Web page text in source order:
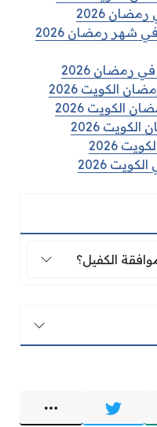
توقيت الحصص المدرسية في شهر رمضان 2026
رمضان 2026
الكويت 2026
الكويت 2026
2026
2026
2026
موافقة الكفيل؟
الكفيل؟